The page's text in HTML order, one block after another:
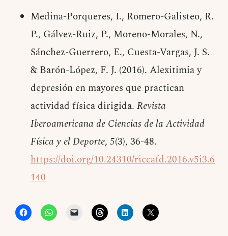
Medina-Porqueres, I., Romero-Galisteo, R.
P., Gálvez-Ruiz, P., Moreno-Morales, N.,
Sánchez-Guerrero, E., Cuesta-Vargas, J. S.
& Barón-López, F. J. (2016). Alexitimia y
depresión en mayores que practican
actividad física dirigida. Revista
Iberoamericana de Ciencias de la Actividad
Física y el Deporte, 5(3), 36-48.
https://doi.org/10.24310/riccafd.2016.v5i3.6
140